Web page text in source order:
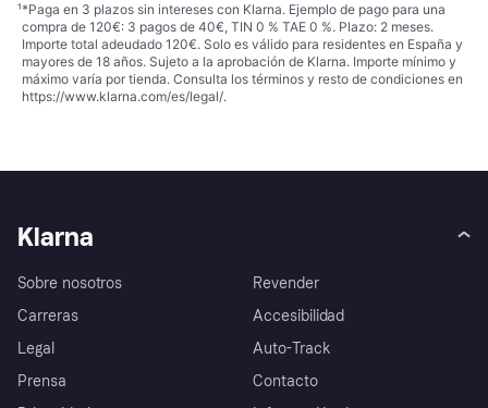
¹*Paga en 3 plazos sin intereses con Klarna. Ejemplo de pago para una
compra de 120€: 3 pagos de 40€, TIN 0 % TAE 0 %. Plazo: 2 meses.
Importe total adeudado 120€. Solo es válido para residentes en España y
mayores de 18 años. Sujeto a la aprobación de Klarna. Importe mínimo y
máximo varía por tienda. Consulta los términos y resto de condiciones en
https://www.klarna.com/es/legal/.
Klarna
Sobre nosotros
Carreras
Legal
Prensa
Revender
Accesibilidad
Auto-Track
Contacto